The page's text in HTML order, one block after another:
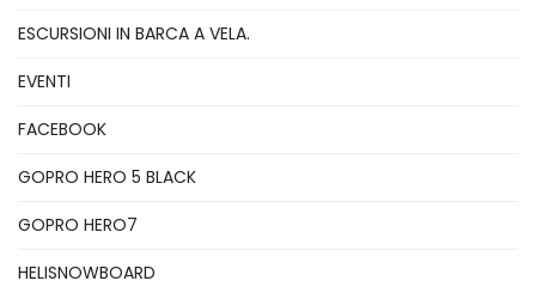
ESCURSIONI IN BARCA A VELA.
EVENTI
FACEBOOK
GOPRO HERO 5 BLACK
GOPRO HERO7
HELISNOWBOARD